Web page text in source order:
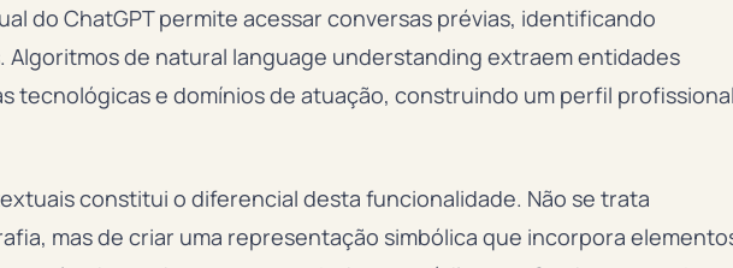
do ChatGPT permite acessar conversas prévias, identificando
Algoritmos de natural language understanding extraem entidades
tecnológicas e domínios de atuação, construindo um perfil
constitui o diferencial desta funcionalidade. Não se trata
mas de criar uma representação simbólica que incorpora